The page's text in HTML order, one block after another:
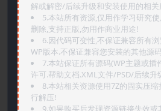
解或解密/后续升级和安装使用的相关
5.本站所有资源,仅用作学习研究
删除,支持正版,勿用作商业用途!
6.因代码可变性,不保证兼容所有
WP版本.不保证兼容您安装的其他源
7.本站保证所有源码(WP主题或插
许可.帮助文档.XML文件/PSD/后续升
8.本站相关资源使用7Z的固实压
行解压!
9.如果购买后发现资源链接失效或